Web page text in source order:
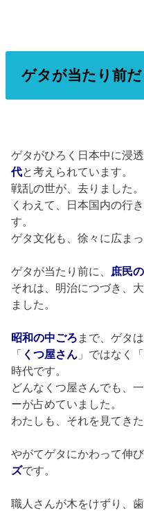
ゲタが当たり前
ゲタがひろく日本中に浸
代と考えられています。
戦乱の世が、去りました。
くわえて、日本国内の行
す。
ゲタ文化も、徐々に広ま
ゲタが当たり前に、 庶民
それは、明治につづき、
ました。
昭和の中ごろ まで、ゲタ
「 くつ屋さん 」ではなく「
時代です。
どんなくつ屋さんでも、
ーが占めていました。
わたしも、それを見てき
やがてゲタにかわって伸び
ズです。
職人さんが木をけずり、